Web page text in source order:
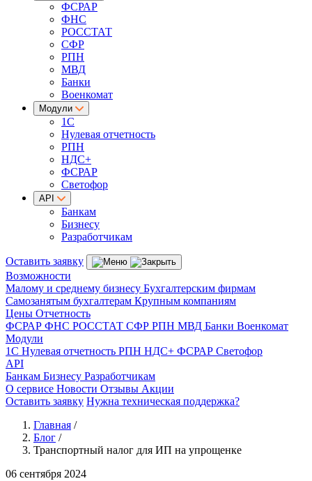
ФСРАР
ФНС
РОССТАТ
СФР
РПН
МВД
Банки
Военкомат
Модули
1С
Нулевая отчетность
РПН
НДС+
ФСРАР
Светофор
API
Банкам
Бизнесу
Разработчикам
Оставить заявку
Возможности
Малому и среднему бизнесу Бухгалтерским фирмам
Самозанятым бухгалтерам Крупным компаниям
Цены Отчетность
ФСРАР ФНС РОССТАТ СФР РПН МВД Банки Военкомат
Модули
1С Нулевая отчетность РПН НДС+ ФСРАР Светофор
API
Банкам Бизнесу Разработчикам
О сервисе Новости Отзывы Акции
Оставить заявку Нужна техническая поддержка?
Главная /
Блог /
Транспортный налог для ИП на упрощенке
06 сентября 2024